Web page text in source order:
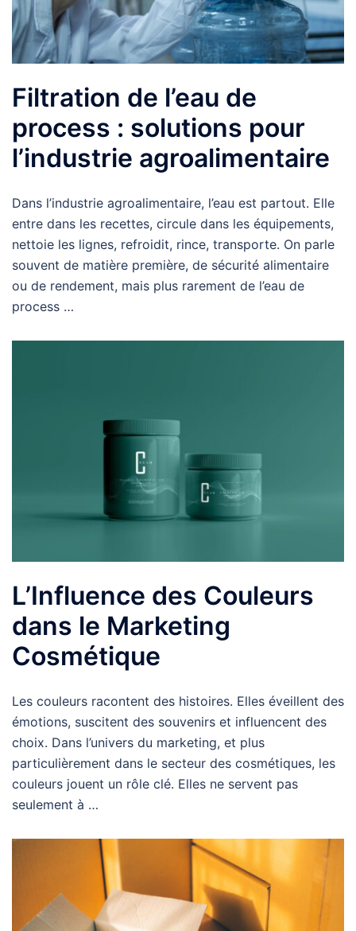
Filtration de l’eau de
process : solutions pour
l’industrie agroalimentaire
Dans l’industrie agroalimentaire, l’eau est partout. Elle
entre dans les recettes, circule dans les équipements,
nettoie les lignes, refroidit, rince, transporte. On parle
souvent de matière première, de sécurité alimentaire
ou de rendement, mais plus rarement de l’eau de
process …
L’Influence des Couleurs
dans le Marketing
Cosmétique
Les couleurs racontent des histoires. Elles éveillent des
émotions, suscitent des souvenirs et influencent des
choix. Dans l’univers du marketing, et plus
particulièrement dans le secteur des cosmétiques, les
couleurs jouent un rôle clé. Elles ne servent pas
seulement à …